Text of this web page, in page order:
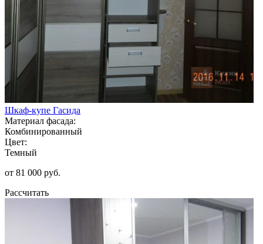
Шкаф-купе Гасида
Материал фасада:
Комбинированный
Цвет:
Темный
от 81 000 руб.
Рассчитать